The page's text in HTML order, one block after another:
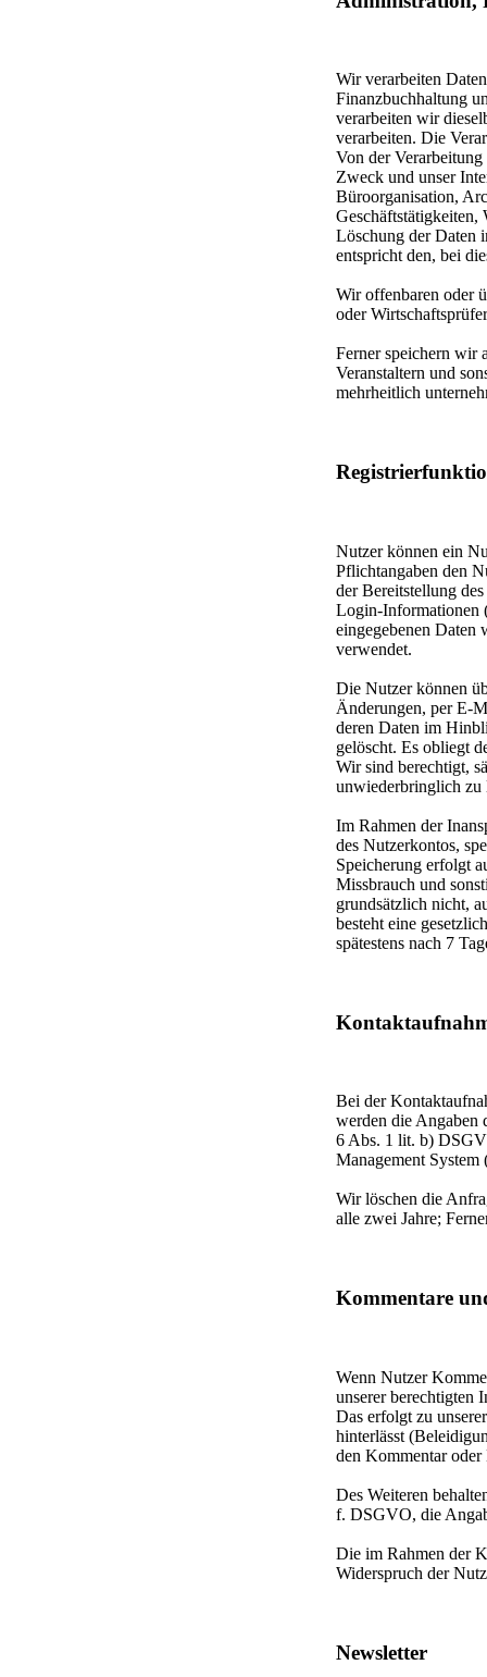
Wir verarbeiten
Finanzbuchhaltung
verarbeiten wir
verarbeiten. Die
Von der
Zweck und unser
Büroorganisation,
Geschäftstätigkeiten,
Löschung der Daten
entspricht den, bei
Wir offenbaren oder
oder
Ferner speichern wir
Veranstaltern und
mehrheitlich
Nutzer können ein
Pflichtangaben den
der Bereitstellung
Login-Informationen
eingegebenen Daten
verwendet.
Die Nutzer können
Änderungen, per E-
deren Daten im
gelöscht. Es obliegt
Wir sind berechtigt,
unwiederbringlich zu
Im Rahmen der
des Nutzerkontos,
Speicherung erfolgt
Missbrauch und
grundsätzlich nicht,
besteht eine
spätestens nach 7
Bei der
werden die Angaben
6 Abs. 1 lit. b)
Management
Wir löschen die
alle zwei Jahre;
Kommentare
Wenn Nutzer
unserer berechtigten
Das erfolgt zu
hinterlässt
den Kommentar oder
Des Weiteren
f. DSGVO, die
Die im Rahmen der
Widerspruch der
Newsletter